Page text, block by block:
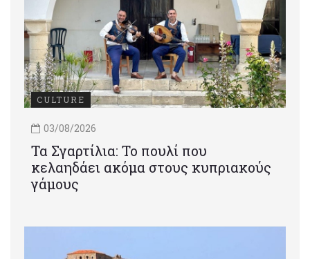
CULTURE
03/08/2026
Τα Σγαρτίλια: Το πουλί που
κελαηδάει ακόμα στους κυπριακούς
γάμους